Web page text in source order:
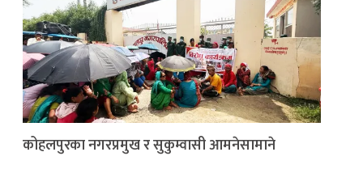
कोहलपुरका नगरप्रमुख र सुकुम्वासी आमनेसामाने